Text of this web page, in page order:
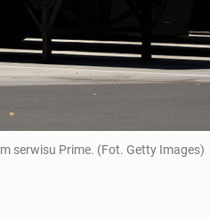
serwisu Prime. (Fot. Getty Images)